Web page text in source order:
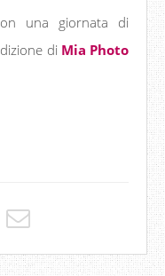
una giornata di
di Mia Photo